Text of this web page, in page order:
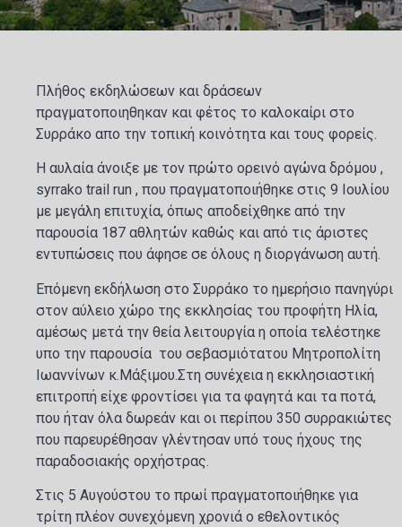
Πλήθος εκδηλώσεων και δράσεων
πραγματοποιηθηκαν και φέτος το καλοκαίρι στο
Συρράκο απο την τοπική κοινότητα και τους φορείς.
Η αυλαία άνοιξε με τον πρώτο ορεινό αγώνα δρόμου ,
syrrako trail run , που πραγματοποιήθηκε στις 9 Ιουλίου
με μεγάλη επιτυχία, όπως αποδείχθηκε από την
παρουσία 187 αθλητών καθώς και από τις άριστες
εντυπώσεις που άφησε σε όλους η διοργάνωση αυτή.
Επόμενη εκδήλωση στο Συρράκο το ημερήσιο πανηγύρι
στον αύλειο χώρο της εκκλησίας του προφήτη Ηλία,
αμέσως μετά την θεία λειτουργία η οποία τελέστηκε
υπο την παρουσία του σεβασμιότατου Μητροπολίτη
Ιωαννίνων κ.Μάξιμου.Στη συνέχεια η εκκλησιαστική
επιτροπή είχε φροντίσει για τα φαγητά και τα ποτά,
που ήταν όλα δωρεάν και οι περίπου 350 συρρακιώτες
που παρευρέθησαν γλέντησαν υπό τους ήχους της
παραδοσιακής ορχήστρας.
Στις 5 Αυγούστου το πρωί πραγματοποιήθηκε για
τρίτη πλέον συνεχόμενη χρονιά ο εθελοντικός